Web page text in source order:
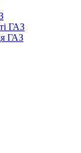
ГАЗ
ГАЗ